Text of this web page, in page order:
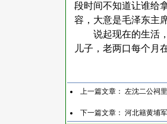
段时间不知道让谁给
容，大意是毛泽东主
说起现在的生活
儿子，老两口每个月
上一篇文章： 左沈二公祠
下一篇文章： 河北籍黄埔